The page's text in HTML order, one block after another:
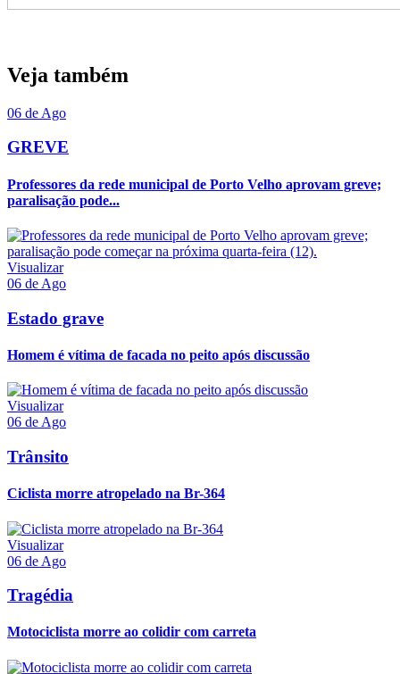
Veja também
06 de Ago
GREVE
Professores da rede municipal de Porto Velho aprovam greve;
paralisação pode...
Visualizar
06 de Ago
Estado grave
Homem é vítima de facada no peito após discussão
Visualizar
06 de Ago
Trânsito
Ciclista morre atropelado na Br-364
Visualizar
06 de Ago
Tragédia
Motociclista morre ao colidir com carreta